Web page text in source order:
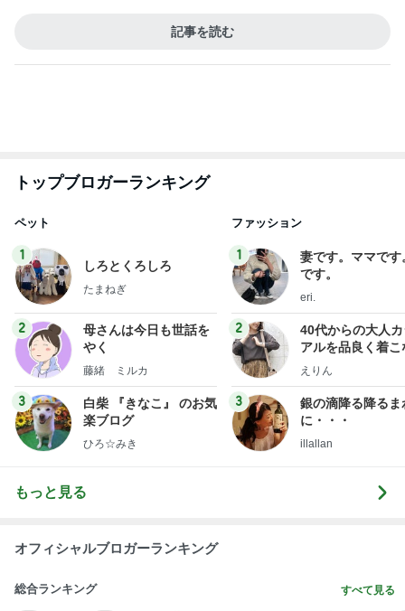
記事を読む
トップブロガーランキング
ペット
1
しろとくろしろ
たまねぎ
2
母さんは今日も世話を
やく
藤緒 ミルカ
3
白柴 『きなこ』 のお気
楽ブログ
ひろ☆みき
ファッション
1
妻です。ママです
です。
eri.
2
40代からの大人
アルを品良く着こ
ファッションブロ
えりん
3
銀の滴降る降るま
に・・・
illallan
もっと見る
オフィシャルブロガーランキング
総合ランキング すべて見る